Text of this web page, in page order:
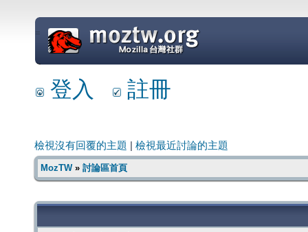
=
登入 註冊
檢視沒有回覆的主題 檢視最近討論的主題
MozTW» 討論區首頁